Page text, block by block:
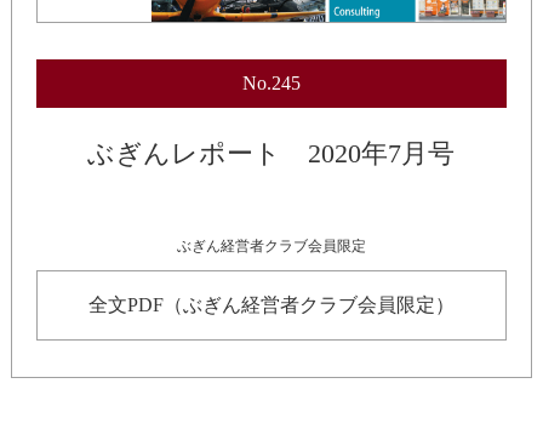
No.245
ぶぎんレポート 2020年7月号
ぶぎん経営者クラブ会員限定
全文PDF（ぶぎん経営者クラブ会員限定）